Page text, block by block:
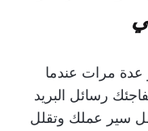
عدة مرات عندما
رسائل البريد
سير عملك وتقلل